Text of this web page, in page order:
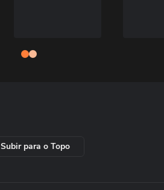
Subir para o Topo